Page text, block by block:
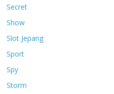
Secret
Show
Slot Jepang
Sport
Spy
Storm